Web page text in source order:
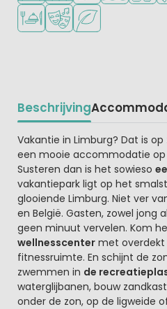
Restaurant of pizzeria
Animatieprogramma
Groene ligging
Beschrijving
Beschrijving
Vakantie in Limburg? Dat is
een mooie accommodatie op
Susteren dan is het sowieso
vakantiepark ligt op het
glooiende Limburg. Niet ver
en België. Gasten, zowel jong
geen minuut vervelen. Kom
wellnesscentermet overdekt
fitnessruimte. En schijnt de
zwemmen in de
waterglijbanen, bouw
onder de zon, op de ligweide